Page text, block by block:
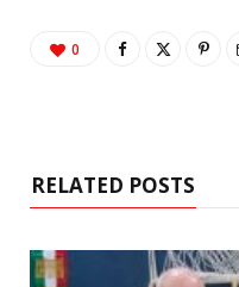
0
RELATED POSTS